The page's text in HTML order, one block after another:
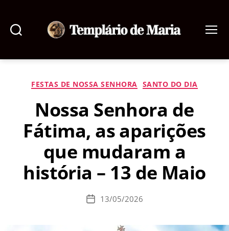
de
Categorias
FESTAS DE NOSSA SENHORA SANTO DO DIA
Nossa Senhora de
Fátima, as aparições
que mudaram a
história – 13 de Maio
Data13/05/2026